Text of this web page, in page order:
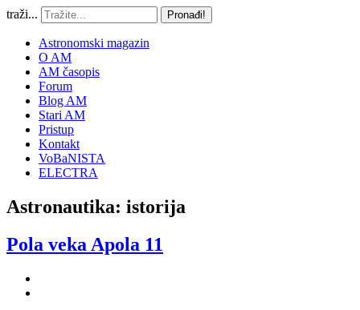
traži... Pronađi!
Astronomski magazin
O AM
AM časopis
Forum
Blog AM
Stari AM
Pristup
Kontakt
VoBaNISTA
ELECTRA
Astronautika: istorija
Pola veka Apola 11